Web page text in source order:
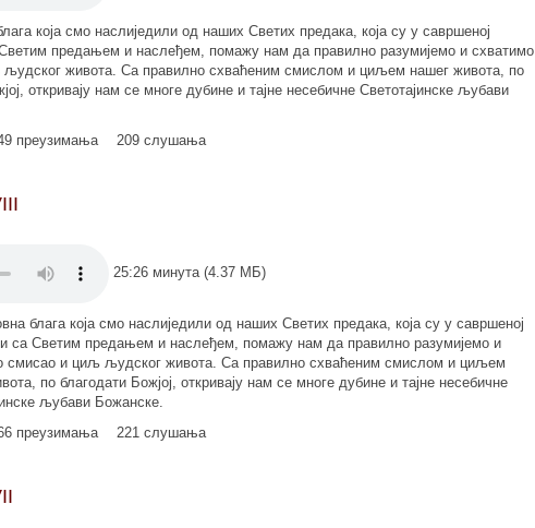
која смо наслиједили од наших Светих предака, која су у савршеној
предањем и наслеђем, помажу нам да правилно разумијемо и схватимо
живота. Са правилно схваћеним смислом и циљем нашег живота, по
откривају нам се многе дубине и тајне несебичне Светотајинске љубави
преузимања 209 слушања
25:26 минута (4.37 МБ)
блага која смо наслиједили од наших Светих предака, која су у савршеној
са Светим предањем и наслеђем, помажу нам да правилно разумијемо и
смисао и циљ људског живота. Са правилно схваћеним смислом и циљем
по благодати Божјој, откривају нам се многе дубине и тајне несебичне
љубави Божанске.
преузимања 221 слушања